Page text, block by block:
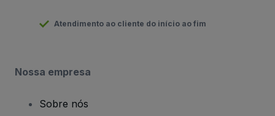
Atendimento ao cliente do início ao fim
Nossa empresa
Sobre nós